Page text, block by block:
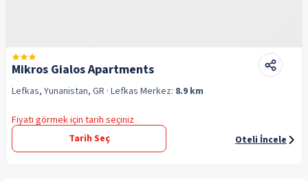
Mikros Gialos Apartments
Lefkas, Yunanistan, GR · Lefkas Merkez: 8.9 km
Fiyatı görmek için tarih seçiniz
Tarih Seç
Oteli İncele